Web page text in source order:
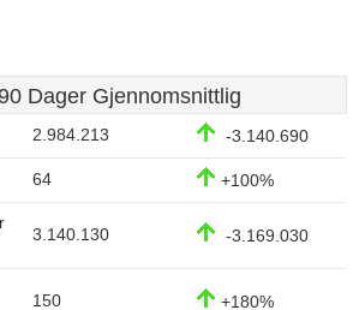
Dager Gjennomsnittlig
2.984.213 -3.140.690
64 +100%
3.140.130 -3.169.030
150 +180%